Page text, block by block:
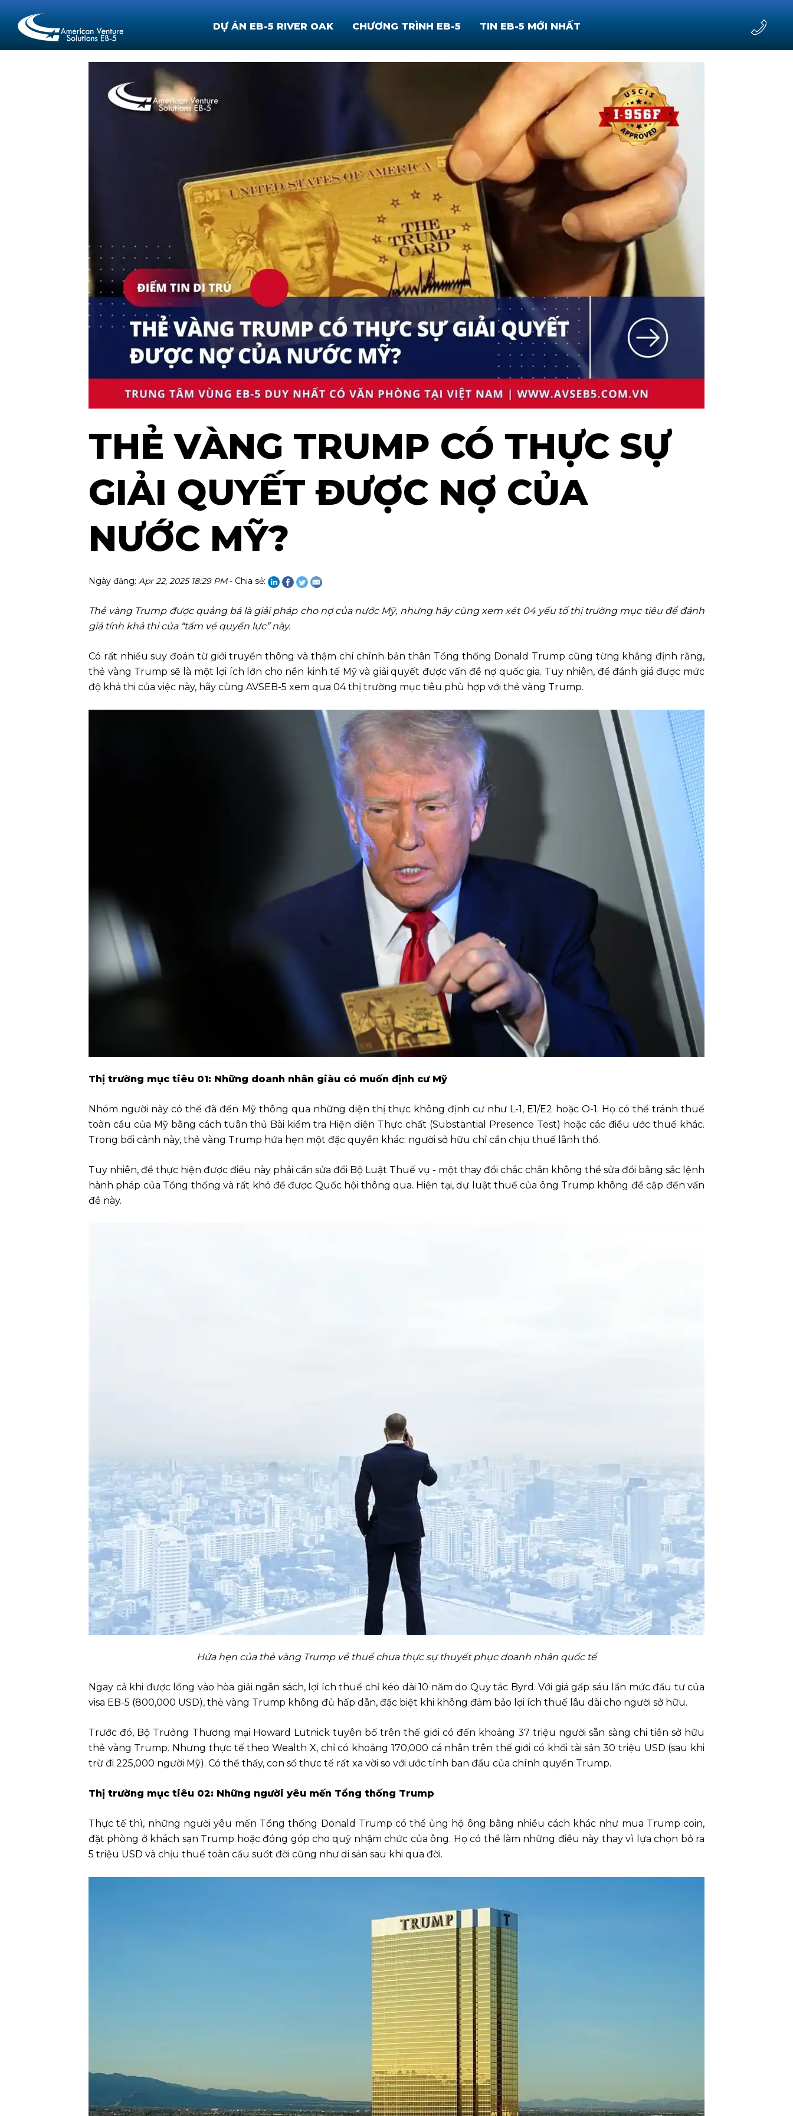
DỰ ÁN EB-5 RIVER OAK CHƯƠNG TRÌNH EB-5 TIN EB-5 MỚI NHẤT
THẺ VÀNG TRUMP CÓ THỰC SỰ
GIẢI QUYẾT ĐƯỢC NỢ CỦA
NƯỚC MỸ?
Ngày đăng: Apr 22, 2025 18:29 PM- Chia sẻ:
Thẻ vàng Trump được quảng bá là giải pháp cho nợ của nước Mỹ, nhưng hãy cùng xem xét 04 yếu tố thị trường mục tiêu để đánh
giá tính khả thi của “tấm vé quyền lực” này.
Có rất nhiều suy đoán từ giới truyền thông và thậm chí chính bản thân Tổng thống Donald Trump cũng từng khẳng định rằng,
thẻ vàng Trump sẽ là một lợi ích lớn cho nền kinh tế Mỹ và giải quyết được vấn đề nợ quốc gia. Tuy nhiên, để đánh giá được mức
độ khả thi của việc này, hãy cùng AVSEB-5 xem qua 04 thị trường mục tiêu phù hợp với thẻ vàng Trump.
Thị trường mục tiêu 01: Những doanh nhân giàu có muốn định cư Mỹ
Nhóm người này có thể đã đến Mỹ thông qua những diện thị thực không định cư như L-1, E1/E2 hoặc O-1. Họ có thể tránh thuế
toàn cầu của Mỹ bằng cách tuân thủ Bài kiểm tra Hiện diện Thực chất (Substantial Presence Test) hoặc các điều ước thuế khác.
Trong bối cảnh này, thẻ vàng Trump hứa hẹn một đặc quyền khác: người sở hữu chỉ cần chịu thuế lãnh thổ.
Tuy nhiên, để thực hiện được điều này phải cần sửa đổi Bộ Luật Thuế vụ - một thay đổi chắc chắn không thể sửa đổi bằng sắc lệnh
hành pháp của Tổng thống và rất khó để được Quốc hội thông qua. Hiện tại, dự luật thuế của ông Trump không đề cập đến vấn
đề này.
Hứa hẹn của thẻ vàng Trump về thuế chưa thực sự thuyết phục doanh nhân quốc tế
Ngay cả khi được lồng vào hòa giải ngân sách, lợi ích thuế chỉ kéo dài 10 năm do Quy tắc Byrd. Với giá gấp sáu lần mức đầu tư của
visa EB-5 (800,000 USD), thẻ vàng Trump không đủ hấp dẫn, đặc biệt khi không đảm bảo lợi ích thuế lâu dài cho người sở hữu.
Trước đó, Bộ Trưởng Thương mại Howard Lutnick tuyên bố trên thế giới có đến khoảng 37 triệu người sẵn sàng chi tiền sở hữu
thẻ vàng Trump. Nhưng thực tế theo Wealth X, chỉ có khoảng 170,000 cá nhân trên thế giới có khối tài sản 30 triệu USD (sau khi
trừ đi 225,000 người Mỹ). Có thể thấy, con số thực tế rất xa vời so với ước tính ban đầu của chính quyền Trump.
Thị trường mục tiêu 02: Những người yêu mến Tổng thống Trump
Thực tế thì, những người yêu mến Tổng thống Donald Trump có thể ủng hộ ông bằng nhiều cách khác như mua Trump coin,
đặt phòng ở khách sạn Trump hoặc đóng góp cho quỹ nhậm chức của ông. Họ có thể làm những điều này thay vì lựa chọn bỏ ra
5 triệu USD và chịu thuế toàn cầu suốt đời cũng như di sản sau khi qua đời.